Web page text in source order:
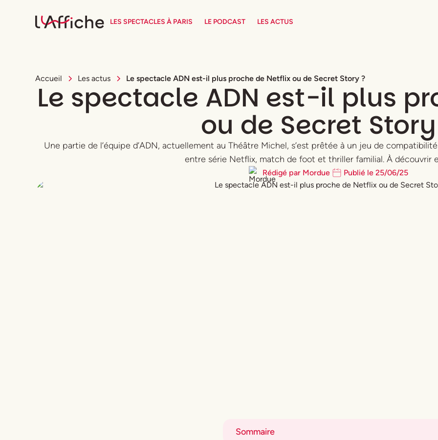
LES SPECTACLES À PARIS LE PODCAST LES ACTUS
Accueil Les actus Le spectacle ADN est-il plus proche de Netflix ou de Secret Story ?
Le spectacle ADN est-il plus
ou de Secret
Une partie de l’équipe d’ADN, actuellement au Théâtre Michel, s’est prêtée à un jeu de
entre série Netflix, match de foot et thriller familial. À découvrir
Rédigé par Mordue Publié le 25/06/25
Sommaire